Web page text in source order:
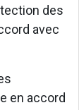
des
avec
en accord